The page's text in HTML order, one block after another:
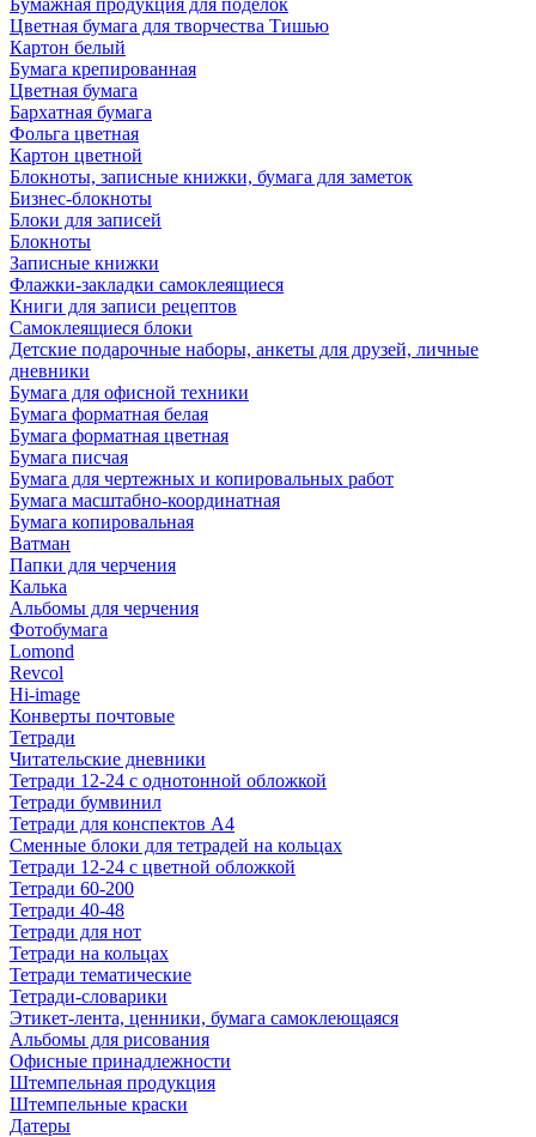
Бумажная продукция для поделок
Цветная бумага для творчества Тишью
Картон белый
Бумага крепированная
Цветная бумага
Бархатная бумага
Фольга цветная
Картон цветной
Блокноты, записные книжки, бумага для заметок
Бизнес-блокноты
Блоки для записей
Блокноты
Записные книжки
Флажки-закладки самоклеящиеся
Книги для записи рецептов
Самоклеящиеся блоки
Детские подарочные наборы, анкеты для друзей, личные
дневники
Бумага для офисной техники
Бумага форматная белая
Бумага форматная цветная
Бумага писчая
Бумага для чертежных и копировальных работ
Бумага масштабно-координатная
Бумага копировальная
Ватман
Папки для черчения
Калька
Альбомы для черчения
Фотобумага
Lomond
Revcol
Hi-image
Конверты почтовые
Тетради
Читательские дневники
Тетради 12-24 с однотонной обложкой
Тетради бумвинил
Тетради для конспектов А4
Сменные блоки для тетрадей на кольцах
Тетради 12-24 с цветной обложкой
Тетради 60-200
Тетради 40-48
Тетради для нот
Тетради на кольцах
Тетради тематические
Тетради-словарики
Этикет-лента, ценники, бумага самоклеющаяся
Альбомы для рисования
Офисные принадлежности
Штемпельная продукция
Штемпельные краски
Датеры